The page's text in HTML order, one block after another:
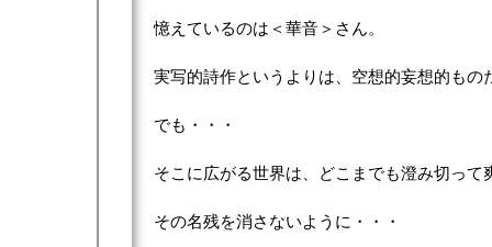
憶えているのは＜華音＞さん。
実写的詩作というよりは、空想的妄想的もの
でも・・・
そこに広がる世界は、どこまでも澄み切って
その名残を消さないように・・・